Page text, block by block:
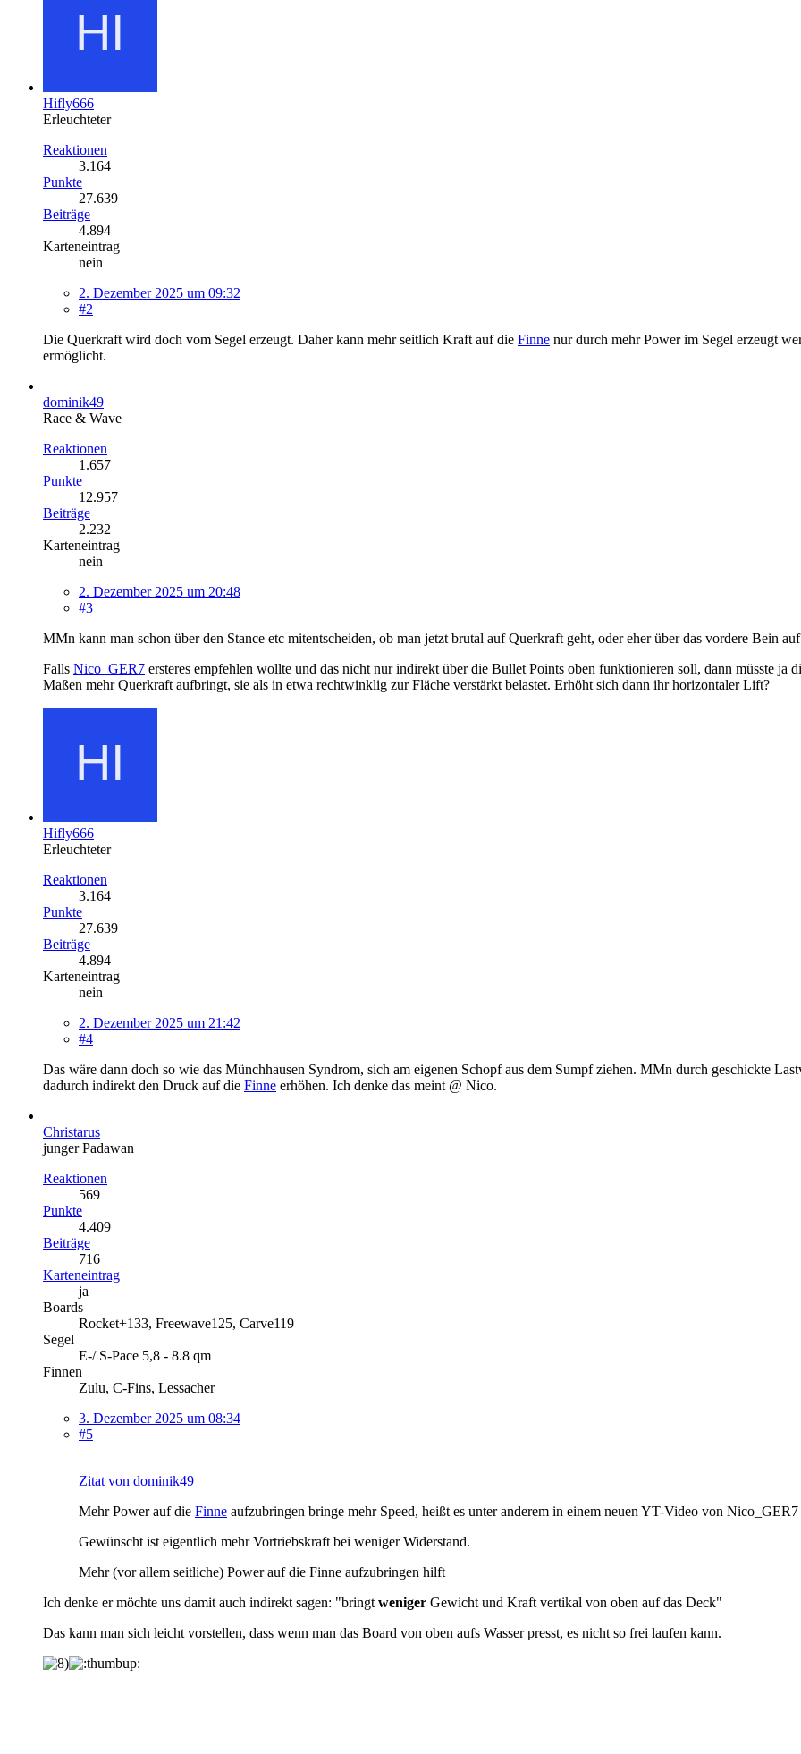
Hifly666
Erleuchteter
Reaktionen
3.164
Punkte
27.639
Beiträge
4.894
Karteneintrag
nein
2. Dezember 2025 um 09:32
#2
Die Querkraft wird doch vom Segel erzeugt. Daher kann mehr seitlich Kraft auf die Finne nur durch mehr Power im Segel erzeugt
ermöglicht.
dominik49
Race & Wave
Reaktionen
1.657
Punkte
12.957
Beiträge
2.232
Karteneintrag
nein
2. Dezember 2025 um 20:48
#3
MMn kann man schon über den Stance etc mitentscheiden, ob man jetzt brutal auf Querkraft geht, oder eher über das vordere Bein
Falls Nico_GER7 ersteres empfehlen wollte und das nicht nur indirekt über die Bullet Points oben funktionieren soll, dann müsste ja
Maßen mehr Querkraft aufbringt, sie als in etwa rechtwinklig zur Fläche verstärkt belastet. Erhöht sich dann ihr horizontaler Lift?
Hifly666
Erleuchteter
Reaktionen
3.164
Punkte
27.639
Beiträge
4.894
Karteneintrag
nein
2. Dezember 2025 um 21:42
#4
Das wäre dann doch so wie das Münchhausen Syndrom, sich am eigenen Schopf aus dem Sumpf ziehen. MMn durch geschickte
dadurch indirekt den Druck auf die Finne erhöhen. Ich denke das meint @ Nico.
Christarus
junger Padawan
Reaktionen
569
Punkte
4.409
Beiträge
716
Karteneintrag
ja
Boards
Rocket+133, Freewave125, Carve119
Segel
E-/ S-Pace 5,8 - 8.8 qm
Finnen
Zulu, C-Fins, Lessacher
3. Dezember 2025 um 08:34
#5
Zitat von dominik49
Mehr Power auf die Finne aufzubringen bringe mehr Speed, heißt es unter anderem in einem neuen YT-Video von Nico_GER7
Gewünscht ist eigentlich mehr Vortriebskraft bei weniger Widerstand.
Mehr (vor allem seitliche) Power auf die Finne aufzubringen hilft
Ich denke er möchte uns damit auch indirekt sagen: "bringt weniger Gewicht und Kraft vertikal von oben auf das Deck"
Das kann man sich leicht vorstellen, dass wenn man das Board von oben aufs Wasser presst, es nicht so frei laufen kann.